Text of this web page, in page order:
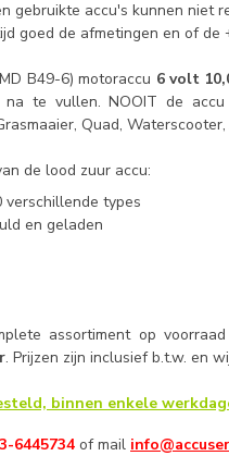
gebruikte accu's kunnen niet
goed de afmetingen en of de
B49-6) motoraccu 6 volt
na te vullen. NOOIT de
Quad,
de lood zuur accu:
verschillende types
en geladen
assortiment op
. Prijzen zijn inclusief b.t.w. en
binnen enkele
6445734 of mail